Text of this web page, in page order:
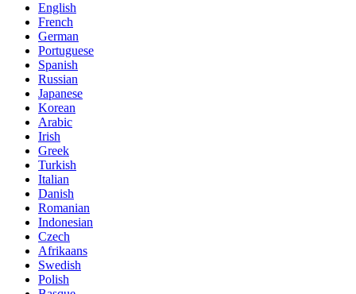
English
French
German
Portuguese
Spanish
Russian
Japanese
Korean
Arabic
Irish
Greek
Turkish
Italian
Danish
Romanian
Indonesian
Czech
Afrikaans
Swedish
Polish